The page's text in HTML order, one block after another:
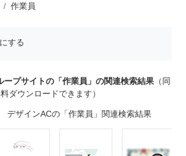
作業員
する
ープサイトの「作業員」の関連検索結果 （同
ダウンロードできます）
デザインACの「作業員」関連検索結果